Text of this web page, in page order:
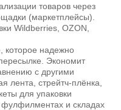
товаров через
(маркетплейсы).
Wildberries, OZON,
которое надежно
Экономит
с другими
лента, стрейтч-плёнка,
для упаковки
и складах